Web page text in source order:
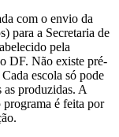
com o envio da
para a Secretaria de
pela
DF. Não existe pré-
escola só pode
as produzidas. A
programa é feita por